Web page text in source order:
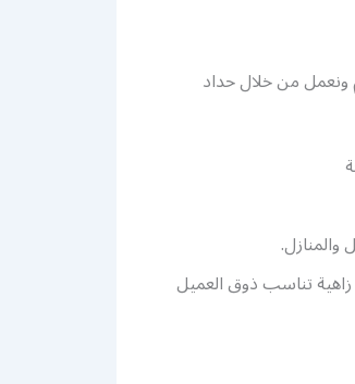
ونعمل من خلال حداد
والمنازل.
زاهية تناسب ذوق العميل